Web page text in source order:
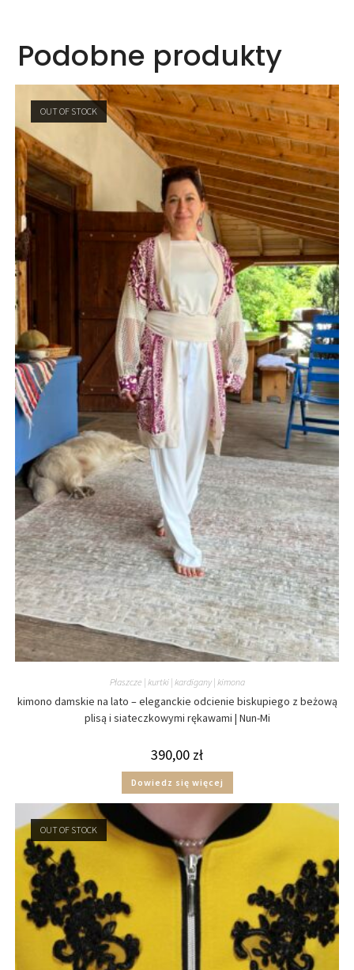
Podobne produkty
OUT OF STOCK
Płaszcze | kurtki | kardigany | kimona
kimono damskie na lato – eleganckie odcienie biskupiego z beżową
plisą i siateczkowymi rękawami | Nun-Mi
390,00 zł
Dowiedz się więcej
OUT OF STOCK